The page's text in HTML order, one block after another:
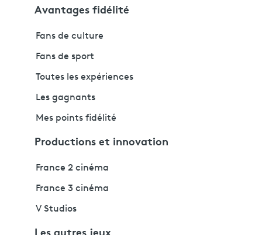
Avantages fidélité
Fans de culture
Fans de sport
Toutes les expériences
Les gagnants
Mes points fidélité
Productions et innovation
France 2 cinéma
France 3 cinéma
V Studios
Les autres jeux